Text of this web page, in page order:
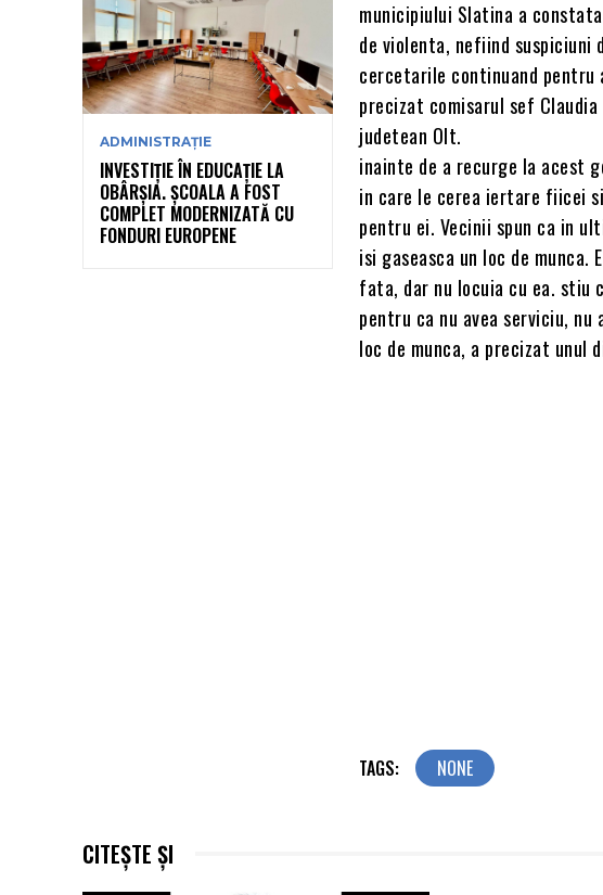
ADMINISTRAȚIE
INVESTIȚIE ÎN EDUCAȚIE LA
OBÂRȘIA. ȘCOALA A FOST
COMPLET MODERNIZATĂ CU
FONDURI EUROPENE
municipiului Slatina a
de violenta, nefiind suspiciuni
cercetarile continuand pentru
precizat comisarul sef
judetean Olt.
inainte de a recurge la acest
in care le cerea iertare fiicei
pentru ei. Vecinii spun ca in
isi gaseasca un loc de
fata, dar nu locuia cu ea. stiu
pentru ca nu avea serviciu, nu
loc de munca, a precizat unul
TAGS: NONE
CITEȘTE ȘI